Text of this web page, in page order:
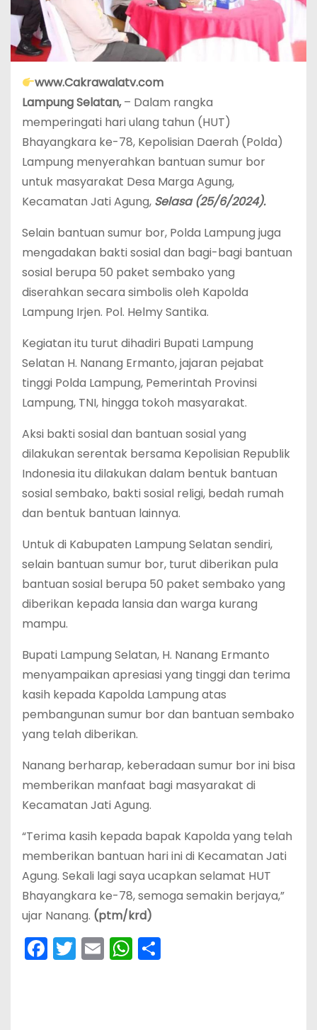
www.Cakrawalatv.com
Lampung Selatan,– Dalam rangka
memperingati hari ulang tahun (HUT)
Bhayangkara ke-78, Kepolisian Daerah (Polda)
Lampung menyerahkan bantuan sumur bor
untuk masyarakat Desa Marga Agung,
Kecamatan Jati Agung, Selasa (25/6/2024).
Selain bantuan sumur bor, Polda Lampung juga
mengadakan bakti sosial dan bagi-bagi bantuan
sosial berupa 50 paket sembako yang
diserahkan secara simbolis oleh Kapolda
Lampung Irjen. Pol. Helmy Santika.
Kegiatan itu turut dihadiri Bupati Lampung
Selatan H. Nanang Ermanto, jajaran pejabat
tinggi Polda Lampung, Pemerintah Provinsi
Lampung, TNI, hingga tokoh masyarakat.
Aksi bakti sosial dan bantuan sosial yang
dilakukan serentak bersama Kepolisian Republik
Indonesia itu dilakukan dalam bentuk bantuan
sosial sembako, bakti sosial religi, bedah rumah
dan bentuk bantuan lainnya.
Untuk di Kabupaten Lampung Selatan sendiri,
selain bantuan sumur bor, turut diberikan pula
bantuan sosial berupa 50 paket sembako yang
diberikan kepada lansia dan warga kurang
mampu.
Bupati Lampung Selatan, H. Nanang Ermanto
menyampaikan apresiasi yang tinggi dan terima
kasih kepada Kapolda Lampung atas
pembangunan sumur bor dan bantuan sembako
yang telah diberikan.
Nanang berharap, keberadaan sumur bor ini bisa
memberikan manfaat bagi masyarakat di
Kecamatan Jati Agung.
“Terima kasih kepada bapak Kapolda yang telah
memberikan bantuan hari ini di Kecamatan Jati
Agung. Sekali lagi saya ucapkan selamat HUT
Bhayangkara ke-78, semoga semakin berjaya,”
ujar Nanang. (ptm/krd)
F
a
T
w
E
m
W
h